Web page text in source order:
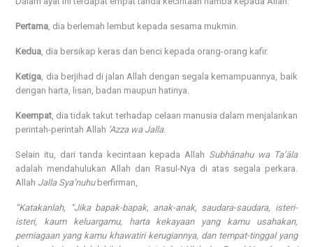
Pertama , dia berlemah lembut kepada sesama mukmin.
Kedua , dia bersikap keras dan benci kepada orang-orang kafir.
Ketiga , dia berjihad di jalan Allah dengan segala kemampuannya, baik
dengan harta, lisan, badan maupun hatinya.
Keempat , dia tidak takut terhadap celaan manusia dalam menjalankan
perintah-perintah Allah ‘Azza wa Jalla.
Selain itu, dari tanda kecintaan kepada Allah Subhânahu wa Ta’âla
adalah mendahulukan Allah dan Rasul-Nya di atas segala perkara.
Allah Jalla Sya’nuhuberfirman,
“Katakanlah, “Jika bapak-bapak, anak-anak, saudara-saudara, isteri-
isteri, kaum keluargamu, harta kekayaan yang kamu usahakan,
perniagaan yang kamu khawatiri kerugiannya, dan tempat-tinggal yang